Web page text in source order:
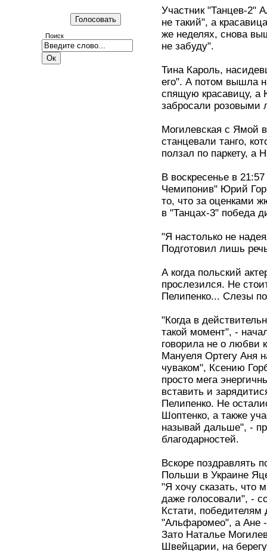
Поиск
Участник "Танцев-2"
не такий", а
же неделях, снова
не забуду".
Тина Кароль,
его". А потом вышла
спящую красавицу, а
забросали розовыми
Могилевская с Ямой
станцевали танго,
ползал по паркету, а
В воскресенье в
Чемипонив" Юрий
то, что за оценками
в "Танцах-3" победа
"Я настолько не
Подготовил лишь
А когда польский
прослезился. Не
Пелипенко... Слезы
"Когда в
такой момент", -
говорила не о любви
Мануеля Ортегу Аня
чуваком", Ксению
просто мега
вставить и
Пелипенко. Не
Шоптенко, а также
называй дальше", -
благодарностей.
Вскоре поздравлять
Польши в Украине
"Я хочу сказать, что
даже голосовали", -
Кстати,
"Альфаромео", а Ане -
Зато Наталье
Швейцарии, на